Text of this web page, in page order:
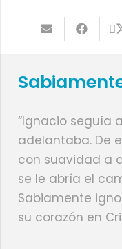
“Ignacio seguía
adelantaba. De
con suavidad a
se le abría el
Sabiamente
su corazón en